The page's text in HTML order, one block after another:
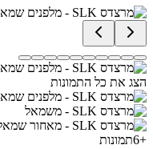
הצג את כל התמונות
+
6תמונות